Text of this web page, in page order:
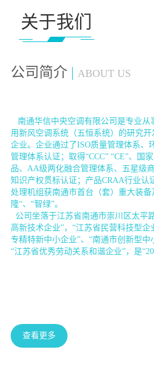
关于我们
公司简介 | ABOUT US
南通华信中央空调有限公司是专业从
用新风空调系统（五恒系统）的研究
企业。企业通过了ISO质量管理体系、
管理体系认证；取得“CCC” “CE”、国
品、AA级两化融合管理体系、五星级
知识产权贯标认证；产品CRAA行业认
处理机组获南通市首台（套）重大装
隆“、“智绿”。
公司坐落于江苏省南通市崇川区太平
高新技术企业”，“江苏省民营科技型
专精特新中小企业”、“南通市创新型中
“江苏省优秀劳动关系和谐企业”，是
查看更多